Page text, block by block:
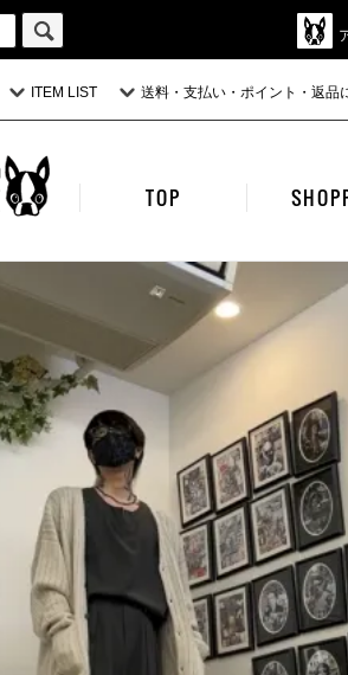
ITEM LIST 送料・支払い・ポイント・返品
TOP